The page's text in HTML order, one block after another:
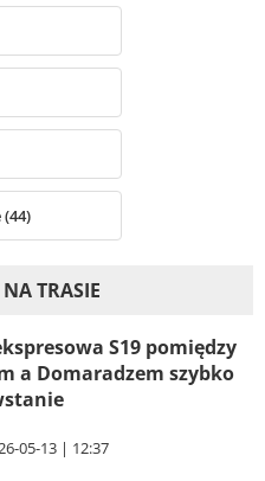
TRASIE
S19 pomiędzy
a Domaradzem szybko
05-13 | 12:37